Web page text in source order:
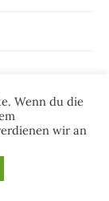
Wenn du die
wir an